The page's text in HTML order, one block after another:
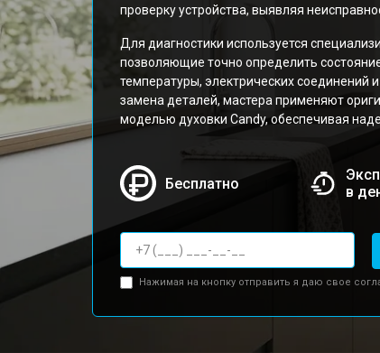
проверку устройства, выявляя
Для диагностики используется
позволяющие точно определить
температуры, электрических соединений
замена деталей, мастера применяют
моделью духовки Candy, обеспечивая
Бесплатно
в
Нажимая на кнопку отправить я даю свое